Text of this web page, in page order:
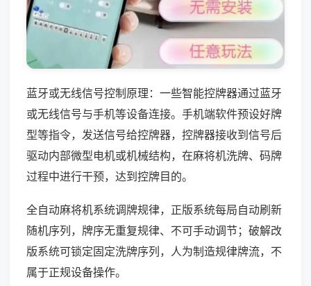
蓝牙或无线信号控制原理：一些智能控牌器通过蓝牙
或无线信号与手机等设备连接。手机端软件预设好牌
型等指令，发送信号给控牌器，控牌器接收到信号后
驱动内部微型电机或机械结构，在麻将机洗牌、码牌
过程中进行干预，达到控牌目的。
全自动麻将机系统调牌规律，正版系统每局自动刷新
随机序列，牌序无重复规律、不可手动调节；破解改
版系统可锁定固定洗牌序列，人为制造规律牌流，不
属于正规设备操作。